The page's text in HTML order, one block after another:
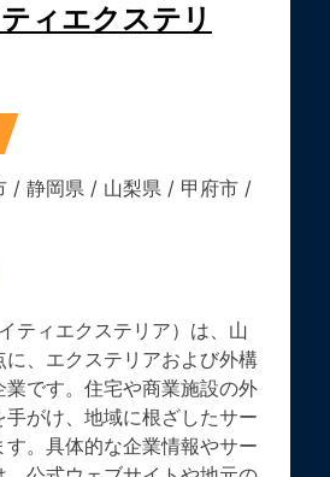
ィエクステリ
/ 静岡県 / 山梨県 / 甲府市 /
ティエクステリア）は、山
、エクステリアおよび外構
です。住宅や商業施設の外
がけ、地域に根ざしたサー
す。具体的な企業情報やサー